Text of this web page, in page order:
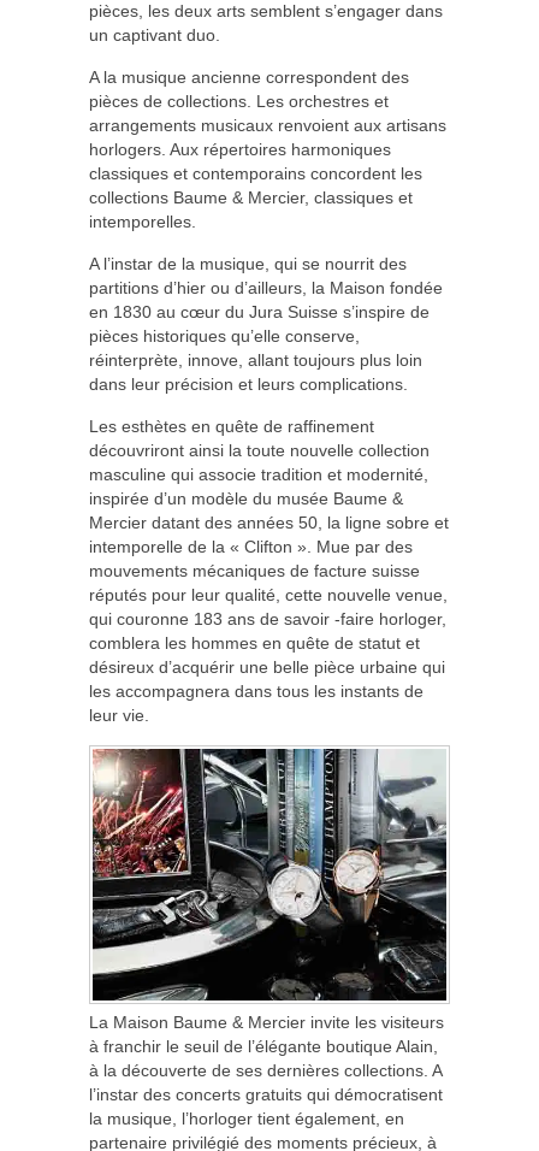
pièces, les deux arts semblent s’engager dans
un captivant duo.
A la musique ancienne correspondent des
pièces de collections. Les orchestres et
arrangements musicaux renvoient aux artisans
horlogers. Aux répertoires harmoniques
classiques et contemporains concordent les
collections Baume & Mercier, classiques et
intemporelles.
A l’instar de la musique, qui se nourrit des
partitions d’hier ou d’ailleurs, la Maison fondée
en 1830 au cœur du Jura Suisse s’inspire de
pièces historiques qu’elle conserve,
réinterprète, innove, allant toujours plus loin
dans leur précision et leurs complications.
Les esthètes en quête de raffinement
découvriront ainsi la toute nouvelle collection
masculine qui associe tradition et modernité,
inspirée d’un modèle du musée Baume &
Mercier datant des années 50, la ligne sobre et
intemporelle de la « Clifton ». Mue par des
mouvements mécaniques de facture suisse
réputés pour leur qualité, cette nouvelle venue,
qui couronne 183 ans de savoir -faire horloger,
comblera les hommes en quête de statut et
désireux d’acquérir une belle pièce urbaine qui
les accompagnera dans tous les instants de
leur vie.
La Maison Baume & Mercier invite les visiteurs
à franchir le seuil de l’élégante boutique Alain,
à la découverte de ses dernières collections. A
l’instar des concerts gratuits qui démocratisent
la musique, l’horloger tient également, en
partenaire privilégié des moments précieux, à